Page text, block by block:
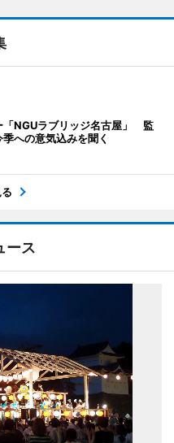
「NGUラブリッジ名古屋」 監
への意気込みを聞く
ース